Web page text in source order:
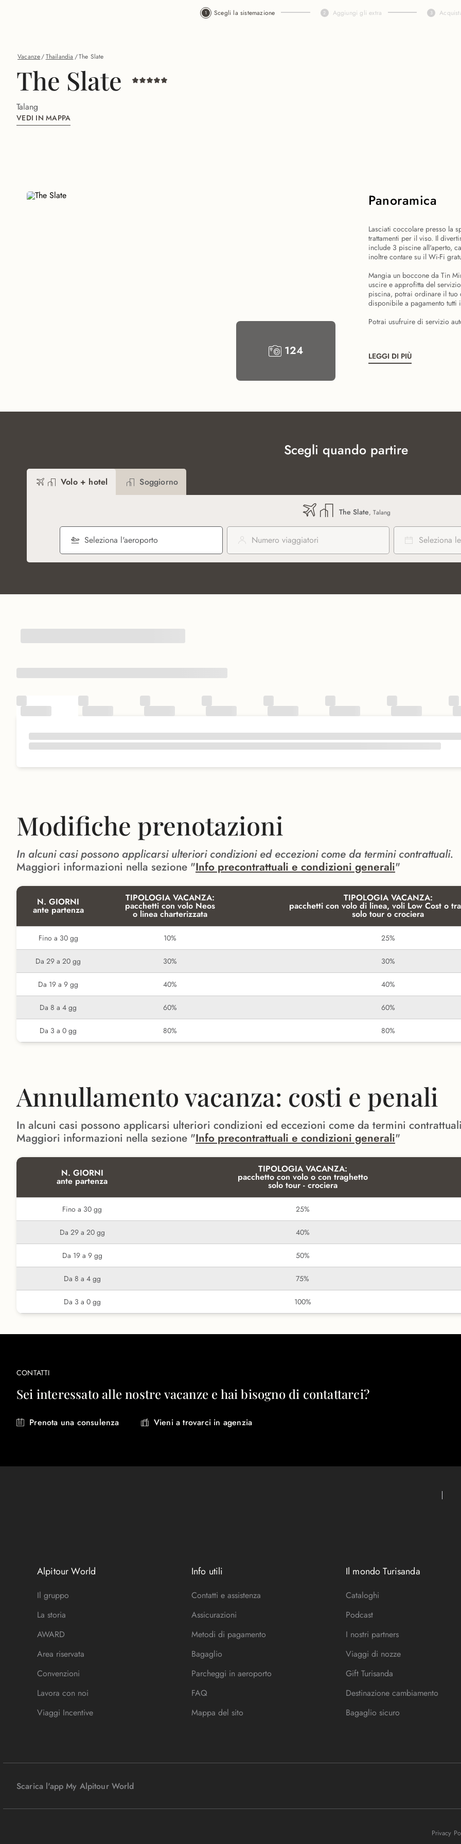
Scegli la sistemazione Aggiungi gli extra
Vacanze/Thailandia /The Slate
The Slate
Talang
VEDI IN MAPPA
124
Panoramica
Lasciati coccolare presso la
trattamenti per il viso. Il
include 3 piscine all'aperto,
inoltre contare su il Wi-Fi
Mangia un boccone da Tin
uscire e approfitta del
piscina, potrai ordinare il tuo
disponibile a pagamento
Potrai usufruire di servizio
LEGGI DI PIÙ
Scegli quando partire
Volo + hotel Soggiorno
The Slate, Talang
Seleziona l'aeroporto Numero viaggiatori Seleziona
Modifiche prenotazioni
In alcuni casi possono applicarsi ulteriori condizioni ed eccezioni come da termini contrattuali.
Maggiori informazioni nella sezione "Info precontrattuali e condizioni generali"
N. GIORNI
ante partenza
TIPOLOGIA VACANZA:
pacchetti con volo Neos
o linea charterizzata
TIPOLOGIA VACANZA:
pacchetti con volo di linea, voli Low Cost o
solo tour o crociera
Fino a 30 gg 10% 25%
Da 29 a 20 gg 30% 30%
Da 19 a 9 gg 40% 40%
Da 8 a 4 gg 60% 60%
Da 3 a 0 gg 80% 80%
Annullamento vacanza: costi e penali
In alcuni casi possono applicarsi ulteriori condizioni ed eccezioni come da termini contrattuali
Maggiori informazioni nella sezione "Info precontrattuali e condizioni generali"
N. GIORNI
ante partenza
TIPOLOGIA VACANZA:
pacchetto con volo o con traghetto
solo tour - crociera
Fino a 30 gg 25%
Da 29 a 20 gg 40%
Da 19 a 9 gg 50%
Da 8 a 4 gg 75%
Da 3 a 0 gg 100%
CONTATTI
Sei interessato alle nostre vacanze e hai bisogno di contattarci?
Prenota una consulenza Vieni a trovarci in agenzia
Alpitour World
Il gruppo
La storia
AWARD
Area riservata
Convenzioni
Lavora con noi
Viaggi Incentive
Info utili
Contatti e assistenza
Assicurazioni
Metodi di pagamento
Bagaglio
Parcheggi in aeroporto
FAQ
Mappa del sito
Il mondo Turisanda
Cataloghi
Podcast
I nostri partners
Viaggi di nozze
Gift Turisanda
Destinazione cambiamento
Bagaglio sicuro
Scarica l'app My Alpitour World
Privacy